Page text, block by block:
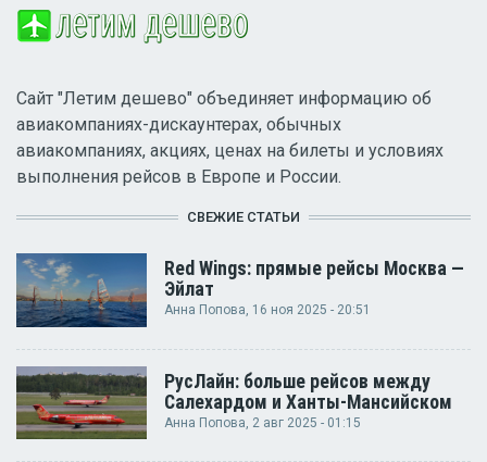
Сайт "Летим дешево" объединяет информацию об
авиакомпаниях-дискаунтерах, обычных
авиакомпаниях, акциях, ценах на билеты и условиях
выполнения рейсов в Европе и России.
СВЕЖИЕ СТАТЬИ
Red Wings: прямые рейсы Москва —
Эйлат
Анна Попова, 16 ноя 2025 - 20:51
РусЛайн: больше рейсов между
Салехардом и Ханты-Мансийском
Анна Попова , 2 авг 2025 - 01:15